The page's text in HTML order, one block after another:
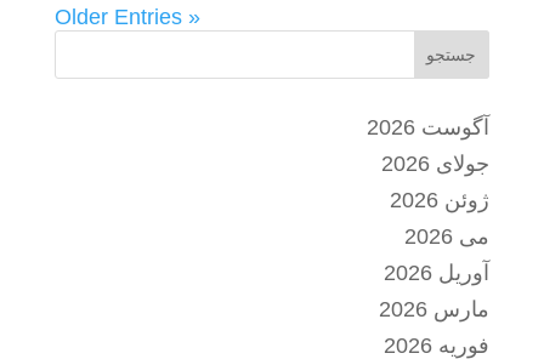
« Older Entries
جستجو
آگوست 2026
جولای 2026
ژوئن 2026
می 2026
آوریل 2026
مارس 2026
فوریه 2026